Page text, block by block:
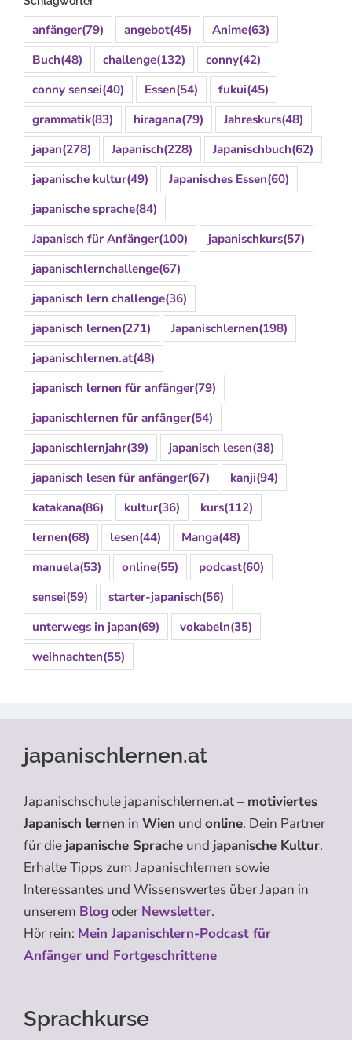
anfänger(79) angebot(45) Anime(63)
Buch(48) challenge(132) conny(42)
conny sensei(40) Essen(54) fukui(45)
grammatik(83) hiragana(79) Jahreskurs(48)
japan(278) Japanisch(228) Japanischbuch(62)
japanische kultur(49) Japanisches Essen(60)
japanische sprache(84)
Japanisch für Anfänger(100) japanischkurs(57)
japanischlernchallenge(67)
japanisch lern challenge(36)
japanisch lernen(271) Japanischlernen(198)
japanischlernen.at(48)
japanisch lernen für anfänger(79)
japanischlernen für anfänger(54)
japanischlernjahr(39) japanisch lesen(38)
japanisch lesen für anfänger(67) kanji(94)
katakana(86) kultur(36) kurs(112)
lernen(68) lesen(44) Manga(48)
manuela(53) online(55) podcast(60)
sensei(59) starter-japanisch(56)
unterwegs in japan(69) vokabeln(35)
weihnachten(55)
japanischlernen.at
Japanischschule japanischlernen.at – motiviertes
Japanisch lernen in Wien und online. Dein Partner
für die japanische Sprache und japanische Kultur.
Erhalte Tipps zum Japanischlernen sowie
Interessantes und Wissenswertes über Japan in
unserem Blogoder Newsletter.
Hör rein: Mein Japanischlern-Podcast für
Anfänger und Fortgeschrittene
Sprachkurse